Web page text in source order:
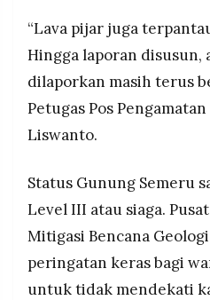
“Lava pijar juga
Hingga laporan disusun,
dilaporkan masih terus
Petugas Pos
Liswanto.
Status Gunung Semeru
Level III atau siaga.
Mitigasi Bencana
peringatan keras bagi
untuk tidak mendekati